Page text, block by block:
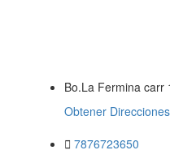
Bo.La Fermina carr
Obtener Direcciones
7876723650